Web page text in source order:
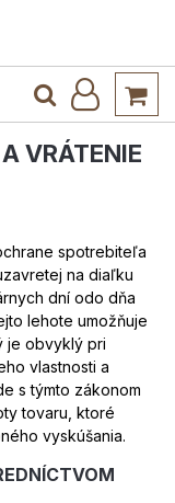
VRÁTENIE
spotrebiteľa
na diaľku
dní odo dňa
lehote umožňuje
je obvyklý pri
vlastnosti a
s týmto zákonom
tovaru, ktoré
vyskúšania.